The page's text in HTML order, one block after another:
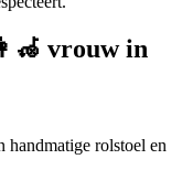
vrouw in
handmatige rolstoel en